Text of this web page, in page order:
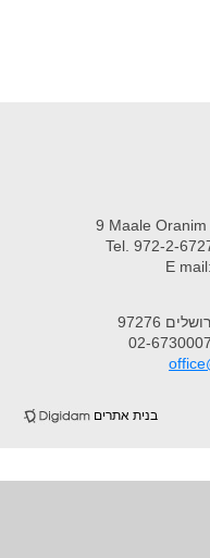
9 Maale
Tel. 972-2-
E mail:
בנית אתרים